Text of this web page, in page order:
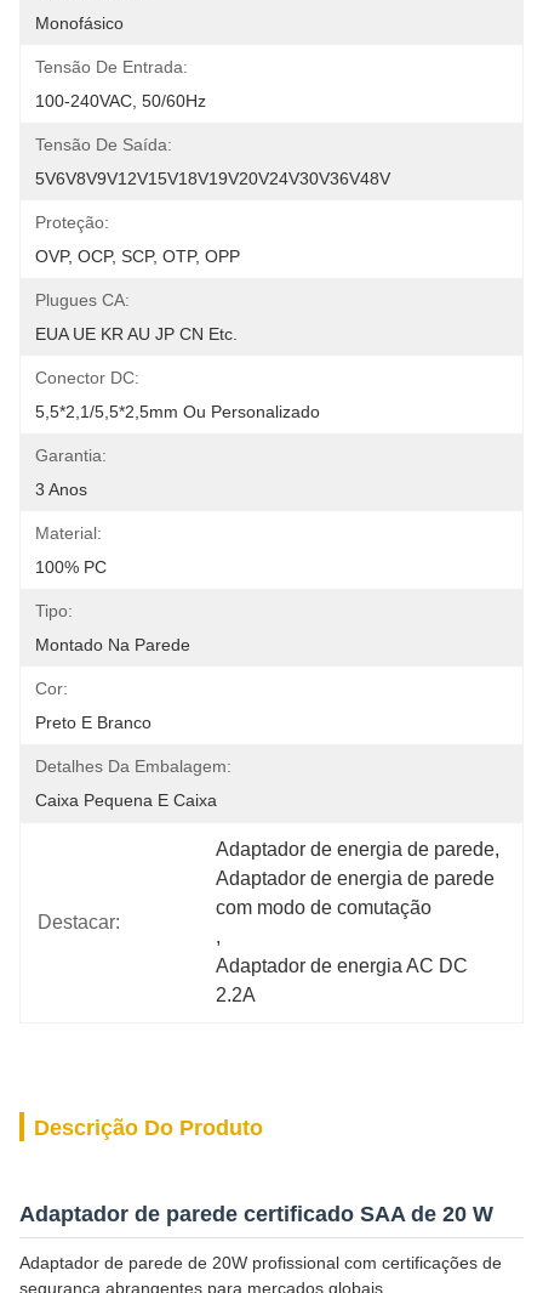
Monofásico
Tensão De Entrada:
100-240VAC, 50/60Hz
Tensão De Saída:
5V6V8V9V12V15V18V19V20V24V30V36V48V
Proteção:
OVP, OCP, SCP, OTP, OPP
Plugues CA:
EUA UE KR AU JP CN Etc.
Conector DC:
5,5*2,1/5,5*2,5mm Ou Personalizado
Garantia:
3 Anos
Material:
100% PC
Tipo:
Montado Na Parede
Cor:
Preto E Branco
Detalhes Da Embalagem:
Caixa Pequena E Caixa
Destacar:
Adaptador de energia de parede
Adaptador de energia de parede
com modo de comutação
,
Adaptador de energia AC DC
2.2A
Descrição Do Produto
Adaptador de parede certificado SAA de 20 W
Adaptador de parede de 20W profissional com certificações de
segurança abrangentes para mercados globais.